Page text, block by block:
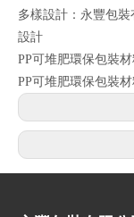
多樣設計：永豐包
設計
PP可堆肥環保包裝
PP可堆肥環保包裝